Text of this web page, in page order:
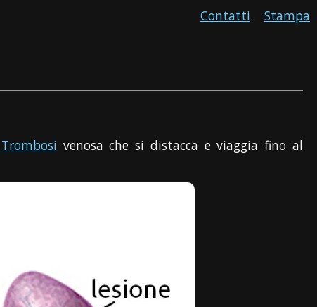
Stampa
Contatti
Trombosi venosa che si distacca e viaggia fino al